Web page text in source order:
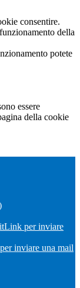
consentire.
della
potete
essere
della cookie
Link per inviare
inviare una mail